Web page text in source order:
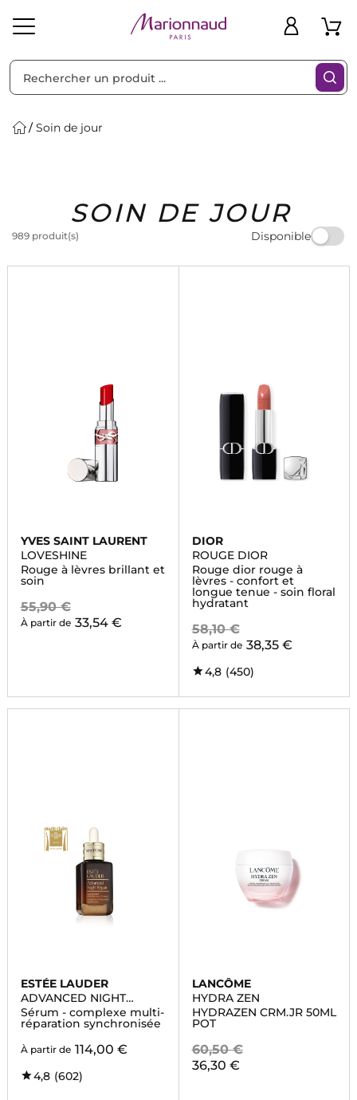
Solaire Homme Marques Idées
Cadeaux
Bons
Plans
Soin de jour
SOIN DE JOUR
989 produit(s) Disponible
Filtres
YVES SAINT LAURENT
LOVESHINE
Rouge à lèvres brillant et
soin
55,90 €
À partir de 33,54 €
DIOR
ROUGE DIOR
Rouge dior rouge à
lèvres - confort et
longue tenue - soin floral
hydratant
58,10 €
À partir de 38,35 €
4,8 (450)
ESTÉE LAUDER
ADVANCED NIGHT
REPAIR
Sérum - complexe multi-
réparation synchronisée
À partir de 114,00 €
4,8 (602)
LANCÔME
HYDRA ZEN
HYDRAZEN CRM.JR 50ML
POT
60,50 €
36,30 €